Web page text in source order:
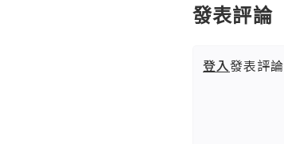
發表評論
登入發表評論